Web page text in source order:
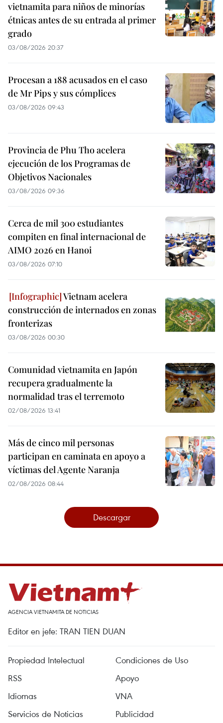
vietnamita para niños de minorías
étnicas antes de su entrada al primer
grado
03/08/2026 20:37
Procesan a 188 acusados en el caso
de Mr Pips y sus cómplices
03/08/2026 09:43
Provincia de Phu Tho acelera
ejecución de los Programas de
Objetivos Nacionales
03/08/2026 09:36
Cerca de mil 300 estudiantes
compiten en final internacional de
AIMO 2026 en Hanoi
03/08/2026 07:10
Vietnam acelera
construcción de internados en zonas
fronterizas
03/08/2026 00:30
Comunidad vietnamita en Japón
recupera gradualmente la
normalidad tras el terremoto
02/08/2026 13:41
Más de cinco mil personas
participan en caminata en apoyo a
víctimas del Agente Naranja
02/08/2026 08:44
Descargar
AGENCIA VIETNAMITA DE NOTICIAS
Editor en jefe: TRAN TIEN DUAN
Propiedad Intelectual
Condiciones de Uso
RSS
Apoyo
Idiomas
VNA
Servicios de Noticias
Publicidad